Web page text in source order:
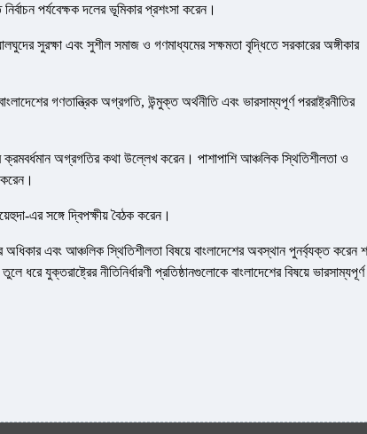
পর্যবেক্ষক দলের ভূমিকার প্রশংসা করেন।
সুরক্ষা এবং সুশীল সমাজ ও গণমাধ্যমের সক্ষমতা বৃদ্ধিতে সরকারের অঙ্গীকার
গণতান্ত্রিক অগ্রগতি, উন্মুক্ত অর্থনীতি এবং ভারসাম্যপূর্ণ পররাষ্ট্রনীতির
ক্রমবর্ধমান অগ্রগতির কথা উল্লেখ করেন। পাশাপাশি আঞ্চলিক স্থিতিশীলতা ও
এর সঙ্গে দ্বিপক্ষীয় বৈঠক করেন।
এবং আঞ্চলিক স্থিতিশীলতা বিষয়ে বাংলাদেশের অবস্থান পুনর্ব্যক্ত করেন
যুক্তরাষ্ট্রের নীতিনির্ধারণী প্রতিষ্ঠানগুলোকে বাংলাদেশের বিষয়ে